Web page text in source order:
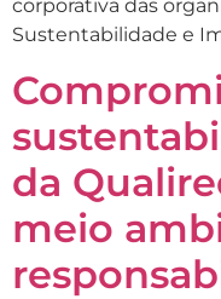
corporativa das
Sustentabilidade e
da
meio